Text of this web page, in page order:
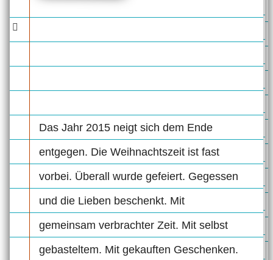
Das Jahr 2015 neigt sich dem Ende
entgegen. Die Weihnachtszeit ist fast
vorbei. Überall wurde gefeiert. Gegessen
und die Lieben beschenkt. Mit
gemeinsam verbrachter Zeit. Mit selbst
gebasteltem. Mit gekauften Geschenken.